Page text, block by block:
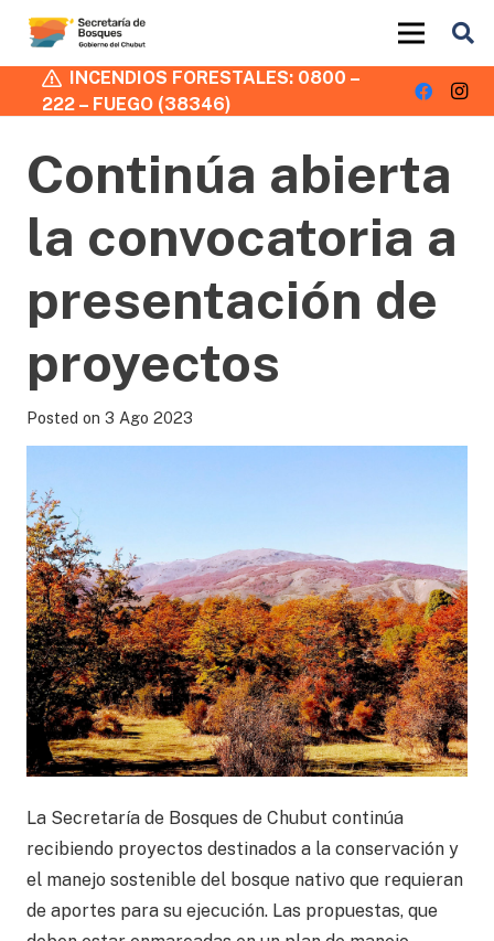
INCENDIOS FORESTALES: 0800 –
222 – FUEGO (38346)
Continúa abierta
la convocatoria a
presentación de
proyectos
Posted on 3 Ago 2023
La Secretaría de Bosques de Chubut continúa
recibiendo proyectos destinados a la conservación y
el manejo sostenible del bosque nativo que requieran
de aportes para su ejecución. Las propuestas, que